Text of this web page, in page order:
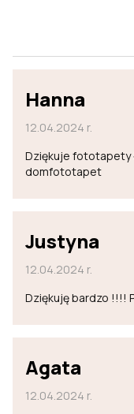
Hanna
12.04.2024 r.
Dziękuje fototapety
domfototapet
Justyna
12.04.2024 r.
Dziękuję bardzo !!!!
Agata
12.04.2024 r.